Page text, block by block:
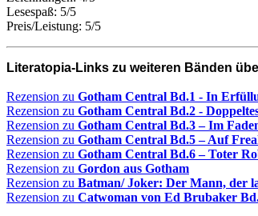
Lesespaß: 5/5
Preis/Leistung: 5/5
Literatopia-Links zu weiteren Bänden
Rezension zu Gotham Central Bd.1 - In
Rezension zu Gotham Central Bd.2 -
Rezension zu Gotham Central Bd.3 – Im
Rezension zu Gotham Central Bd.5 – Auf
Rezension zu Gotham Central Bd.6 – Toter
Rezension zu Gordon aus Gotham
Rezension zu Batman/ Joker: Der Mann, der
Rezension zu Catwoman von Ed Brubaker